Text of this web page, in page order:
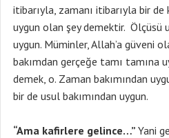
itibarıyla, zamanı itibarıyla bir
uygun olan şey demektir. Ölçüsü
uygun. Müminler, Allah’a güveni
bakımdan gerçeğe tamı tamına
demek, o. Zaman bakımından
bir de usul bakımından uygun.
“Ama kafirlere gelince…” Yani